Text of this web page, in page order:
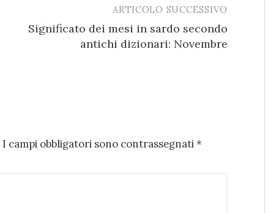
ARTICOLO SUCCESSIVO
Significato dei mesi in sardo secondo
antichi dizionari: Novembre
I campi obbligatori sono contrassegnati*